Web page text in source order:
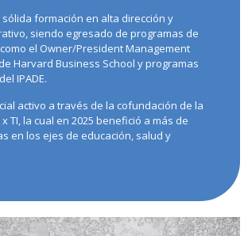
formación en alta dirección y
siendo egresado de programas de
el Owner/President Management
Harvard Business School y programas
IPADE.
activo a través de la cofundación de la
TI, la cual en 2025 benefició a más de
en los ejes de educación, salud y